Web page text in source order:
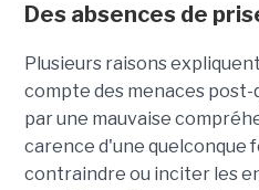
Des absences de
Plusieurs raisons
compte des menaces
par une mauvaise
carence d'une quelconque
contraindre ou inciter les